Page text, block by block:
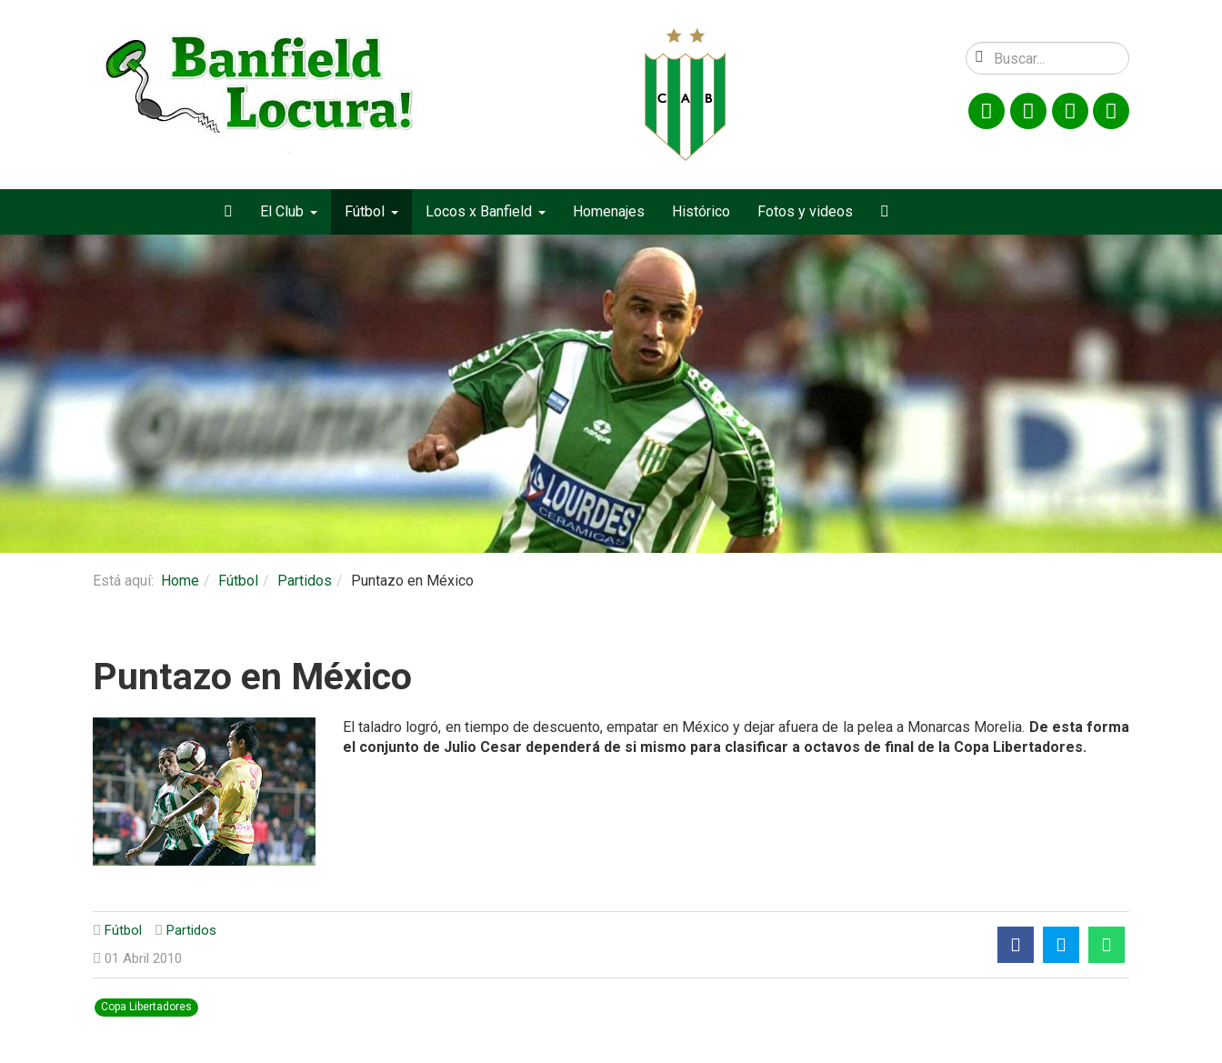
El Club Fútbol Locos x Banfield Homenajes Histórico Fotos y videos
Está aquí: Home Fútbol Partidos Puntazo en México
Puntazo en México
El taladro logró, en tiempo de descuento, empatar en México y dejar afuera de la pelea a Monarcas Morelia. De esta forma
el conjunto de Julio Cesar dependerá de si mismo para clasificar a octavos de final de la Copa Libertadores.
Fútbol
Partidos
01 Abril 2010
Copa Libertadores